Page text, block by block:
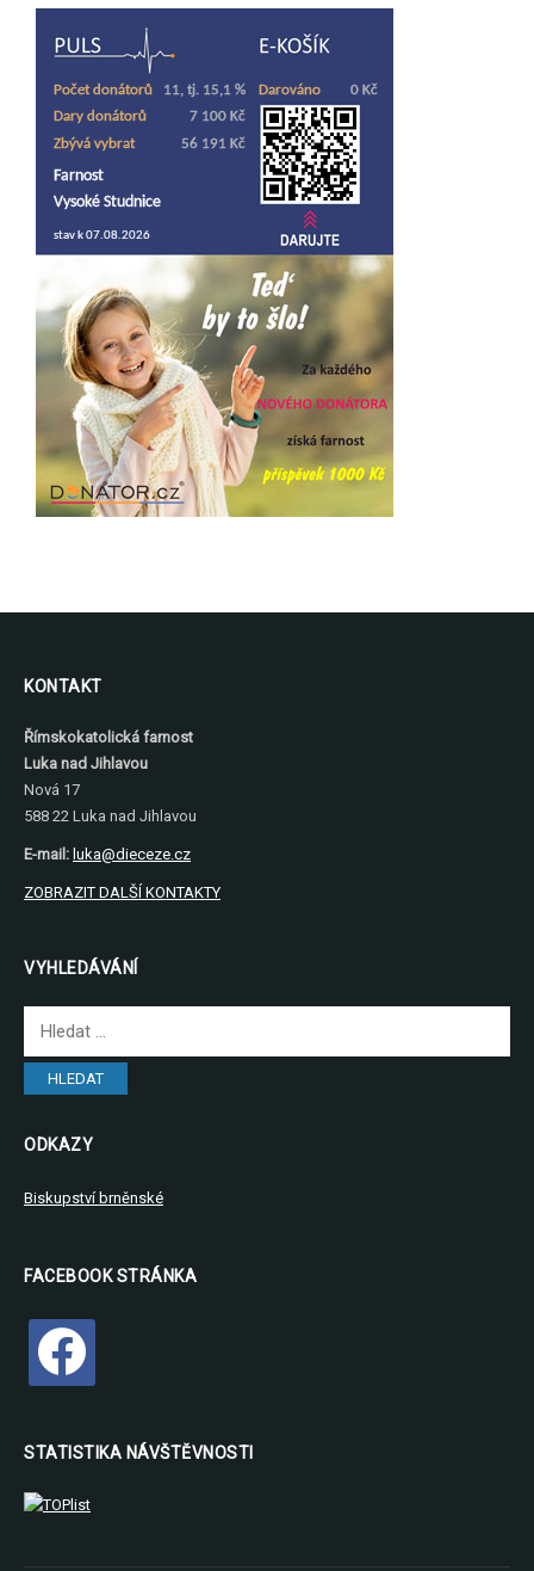
KONTAKT
Římskokatolická farnost
Luka nad Jihlavou
Nová 17
588 22 Luka nad Jihlavou
E-mail: luka@dieceze.cz
ZOBRAZIT DALŠÍ KONTAKTY
VYHLEDÁVÁNÍ
ODKAZY
Biskupství brněnské
FACEBOOK STRÁNKA
facebook
STATISTIKA NÁVŠTĚVNOSTI